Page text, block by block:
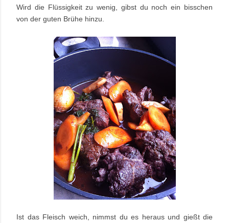
Wird die Flüssigkeit zu wenig, gibst du noch ein bisschen
von der guten Brühe hinzu.
Ist das Fleisch weich, nimmst du es heraus und gießt die